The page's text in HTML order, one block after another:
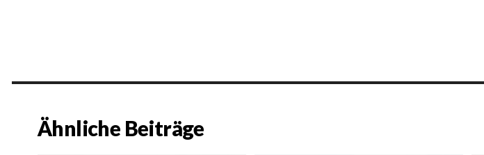
Ähnliche Beiträge